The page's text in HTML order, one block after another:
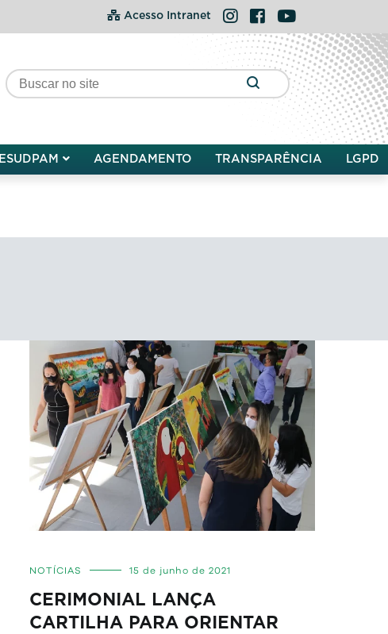
Acesso Intranet Instagram
FacebookYouTube
ESUDPAM AGENDAMENTO TRANSPARÊNCIA LGPD
NOTÍCIAS 15 de junho de 2021
CERIMONIAL LANÇA
CARTILHA PARA ORIENTAR